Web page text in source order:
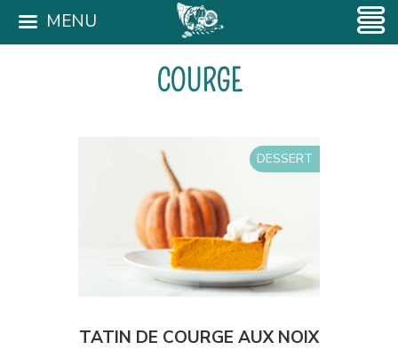
COURGE
DESSERT
TATIN DE COURGE AUX NOIX
MENU